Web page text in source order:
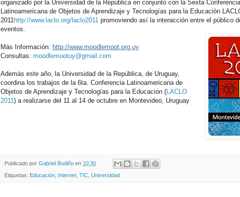
organizado por la Universidad de la República en conjunto con la Sexta Conferencia
Latinoamericana de Objetos de Aprendizaje y Tecnologías para la Educación
2011 http://www.laclo.org/laclo2011 promoviendo así la interacción entre el público
eventos.
Más Información: http://www.moodlemoot.org.uy
Consultas: moodlemootuy@gmail.com
Además este año, la Universidad de la República, de Uruguay,
coordina los trabajos de la 6ta. Conferencia Latinoamericana de
Objetos de Aprendizaje y Tecnologías para la Educación (LACLO
2011) a realizarse del 11 al 14 de octubre en Montevideo, Uruguay
Publicado por Gabriel Budiño en 10:30
Etiquetas: Educación Internet TIC Universidad